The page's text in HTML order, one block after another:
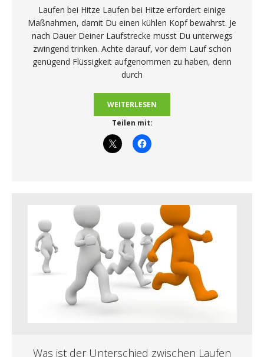
Laufen bei Hitze Laufen bei Hitze erfordert einige
Maßnahmen, damit Du einen kühlen Kopf bewahrst. Je
nach Dauer Deiner Laufstrecke musst Du unterwegs
zwingend trinken. Achte darauf, vor dem Lauf schon
genügend Flüssigkeit aufgenommen zu haben, denn
durch
WEITERLESEN
Teilen mit:
Was ist der Unterschied zwischen Laufen